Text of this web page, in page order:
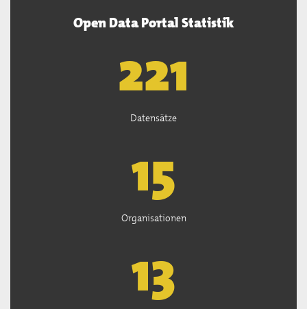
Open Data Portal Statistik
222
Datensätze
15
Organisationen
13